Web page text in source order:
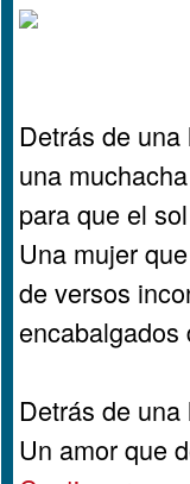
Detrás de
una
para que el
Una mujer
de versos
encabalgados
Detrás de
Un amor que